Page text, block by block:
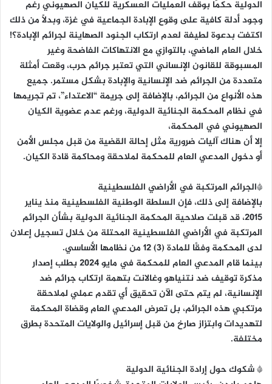
الدولية حكمًا بوقف العمليات العسكرية للكيان الصهيوني رغم
وجود أدلة كافية على وقوع الإبادة الجماعية في غزة، وبدلاً من ذلك
اكتفت بدعوة لطيفة لعدم ارتكاب الجنود الصهاينة لجرائم الإبادة؟!
خلال العام الماضي، بالتوازي مع الانتهاكات الفاضحة وغير
المسبوقة للقانون الإنساني التي تعتبر جرائم حرب، وقعت أمثلة
متعددة من الجرائم ضد الإنسانية والإبادة بشكل مستمر. جميع
هذه الأنواع من الجرائم، بالإضافة إلى جريمة “الاعتداء”، تم تجريمها
في نظام المحكمة الجنائية الدولية، ورغم عدم عضوية الكيان
الصهيوني في المحكمة،
إلا أن هناك آليات ضرورية مثل إحالة القضية من قبل مجلس الأمن
أو دخول المدعي العام للمحكمة لملاحقة ومحاكمة قادة الكيان.
*الجرائم المرتكبة في الأراضي الفلسطينية
بالإضافة إلى ذلك، فإن السلطة الوطنية الفلسطينية منذ يناير
2015، قد قبلت صلاحية المحكمة الجنائية الدولية بشأن الجرائم
المرتكبة في الأراضي الفلسطينية المحتلة من خلال تسجيل إعلان
لدى المحكمة وفقًا للمادة (3) 12 من نظامها الأساسي.
بينما قام المدعي العام للمحكمة في مايو 2024 بطلب إصدار
مذكرة توقيف ضد نتنياهو وغالانت بتهمة ارتكاب جرائم ضد
الإنسانية، لم يتم حتى الآن تحقيق أي تقدم عملي لملاحقة
مرتكبي هذه الجرائم، بل تعرض المدعي العام وقضاة المحكمة
لتهديدات وابتزاز صارخ من قبل إسرائيل والولايات المتحدة بطرق
مختلفة.
* شكوك حول إرادة الجنائية الدولية